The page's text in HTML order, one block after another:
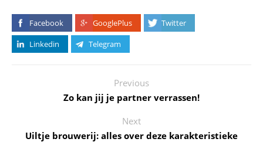
Facebook GooglePlus
Twitter
Linkedin
Telegram
Previous
Zo kan jij je partner verrassen!
Next
Uiltje brouwerij: alles over deze karakteristieke